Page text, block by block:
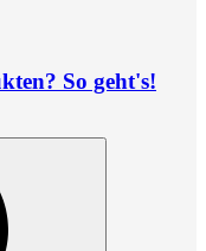
So geht's!